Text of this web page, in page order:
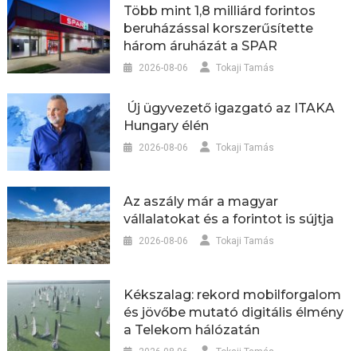
Több mint 1,8 milliárd forintos
beruházással korszerűsítette
három áruházát a SPAR
2026-08-06 Tokaji Tamás
Új ügyvezető igazgató az ITAKA
Hungary élén
2026-08-06 Tokaji Tamás
Az aszály már a magyar
vállalatokat és a forintot is sújtja
2026-08-06 Tokaji Tamás
Kékszalag: rekord mobilforgalom
és jövőbe mutató digitális élmény
a Telekom hálózatán